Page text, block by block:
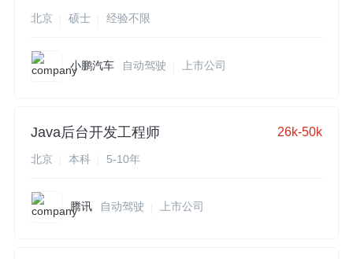
北京 硕士 经验不限
小鹏汽车 自动驾驶 上市公司
Java后台开发工程师 26k-50k
北京 本科 5-10年
腾讯 自动驾驶 上市公司